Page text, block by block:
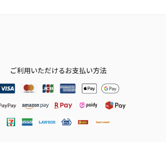
ご利用いただけるお支払い方法